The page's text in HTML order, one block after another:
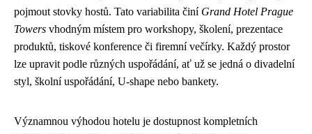
pojmout stovky hostů. Tato variabilita činí Grand Hotel Prague
Towers vhodným místem pro workshopy, školení, prezentace
produktů, tiskové konference či firemní večírky. Každý prostor
lze upravit podle různých uspořádání, ať už se jedná o divadelní
styl, školní uspořádání, U-shape nebo bankety.
Významnou výhodou hotelu je dostupnost kompletních